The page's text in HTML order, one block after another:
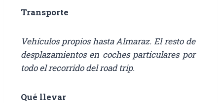
Transporte
Vehículos propios hasta Almaraz. El resto de
desplazamientos en coches particulares por
todo el recorrido del road trip.
Qué llevar